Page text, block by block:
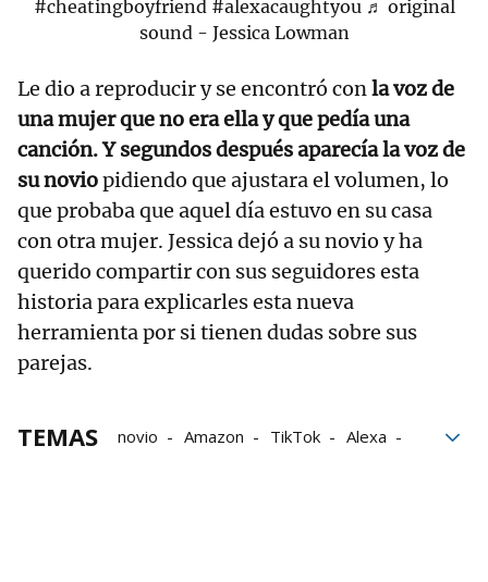
#cheatingboyfriend #alexacaughtyou ♬ original
sound - Jessica Lowman
Le dio a reproducir y se encontró conla voz de
una mujer que no era ella y que pedía una
canción. Y segundos después aparecía la voz de
su noviopidiendo que ajustara el volumen, lo
que probaba que aquel día estuvo en su casa
con otra mujer. Jessica dejó a su novio y ha
querido compartir con sus seguidores esta
historia para explicarles esta nueva
herramienta por si tienen dudas sobre sus
parejas.
TEMAS novio Amazon TikTok
Alexa